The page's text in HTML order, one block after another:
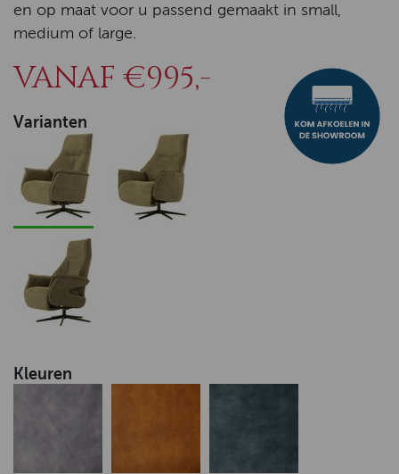
en op maat voor u passend gemaakt in small,
medium of large.
VANAF €995,-
Varianten
Kleuren